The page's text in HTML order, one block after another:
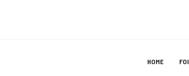
HOME FOI